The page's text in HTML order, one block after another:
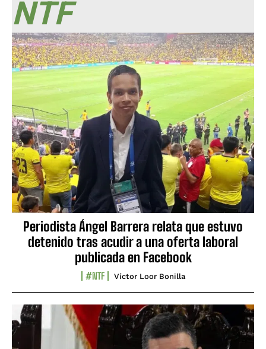
NTF
Periodista Ángel Barrera relata que estuvo
detenido tras acudir a una oferta laboral
publicada en Facebook
#NTF Víctor Loor Bonilla